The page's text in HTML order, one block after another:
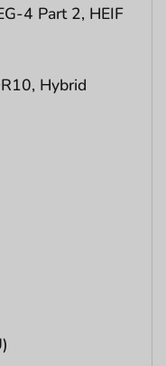
4 Part 2, HEIF
Hybrid